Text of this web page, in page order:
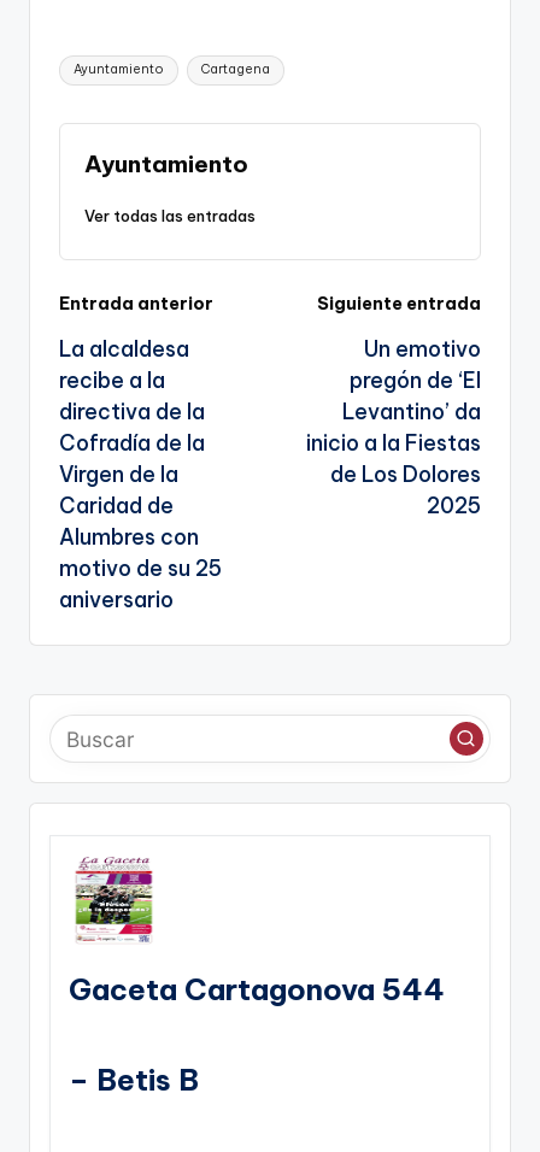
p
y
Li
n
k
c
e
b
o
o
ai
l
e
gr
a A
e
a
te
Etiquetas:
Ayuntamiento Cartagena
Ayuntamiento
Ver todas las entradas
Navegación
de
entradas
Entrada anterior
La alcaldesa
recibe a la
directiva de la
Cofradía de la
Virgen de la
Caridad de
Alumbres con
motivo de su 25
aniversario
Siguiente entrada
Un emotivo
pregón de ‘El
Levantino’ da
inicio a la Fiestas
de Los Dolores
2025
Gaceta Cartagonova 544
– Betis B